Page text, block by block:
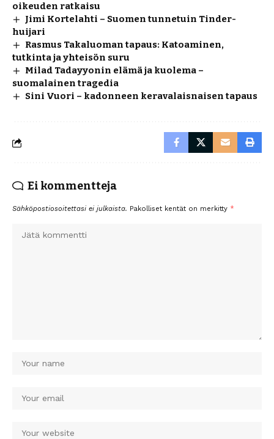
oikeuden ratkaisu
Jimi Kortelahti – Suomen tunnetuin Tinder-
huijari
Rasmus Takaluoman tapaus: Katoaminen,
tutkinta ja yhteisön suru
Milad Tadayyonin elämä ja kuolema –
suomalainen tragedia
Sini Vuori – kadonneen keravalaisnaisen tapaus
Ei kommentteja
Sähköpostiosoitettasi ei julkaista. Pakolliset kentät on merkitty *